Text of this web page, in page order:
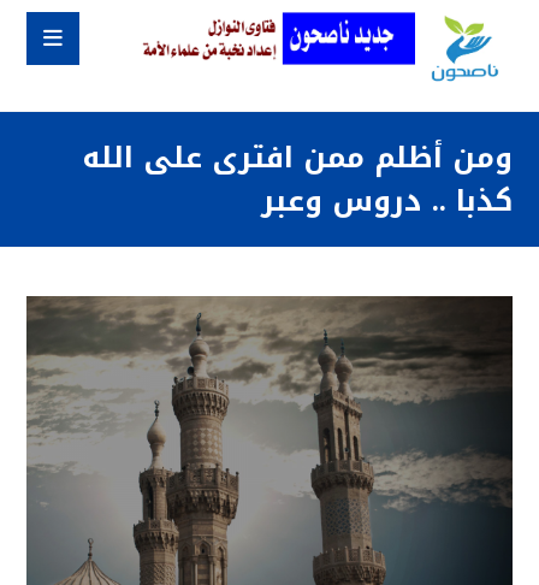
ومن أظلم ممن افترى على الله
كذبا .. دروس وعبر